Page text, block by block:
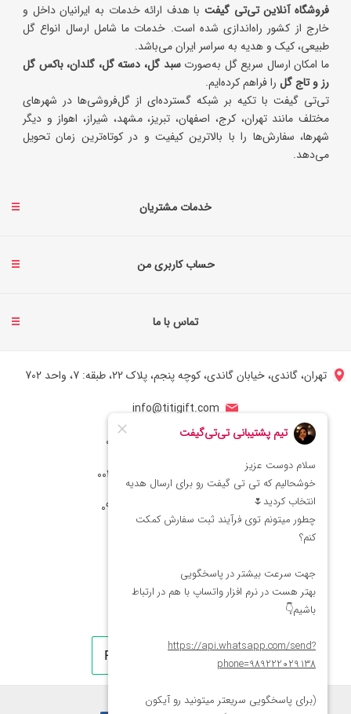
فروشگاه آنلاین تی‌تی گیفتبا هدف ارائه خدمات به ایرانیان داخل و
خارج از کشور راه‌اندازی شده است. خدمات ما شامل ارسال انواع گل
طبیعی، کیک و هدیه به سراسر ایران می‌باشد.
ما امکان ارسال سریع گل به‌صورتسبد گل، دسته گل، گلدان، باکس گل
رز و تاج گل را فراهم کرده‌ایم.
تی‌تی گیفت با تکیه بر شبکه گسترده‌ای از گل‌فروشی‌ها در شهرهای
مختلف مانند تهران، کرج، اصفهان، تبریز، مشهد، شیراز، اهواز و دیگر
شهرها، سفارش‌ها را با بالاترین کیفیت و در کوتاه‌ترین زمان تحویل
می‌دهد.
خدمات مشتریان
حساب کاربری من
تماس با ما
تهران، گاندی، خیابان گاندی، کوچه پنجم، پلاک 22، طبقه: 7، واحد 702
info@titigift.com
شماره تماس ایران: 02166066403
شماره تماس آمریکا: 0014088054942